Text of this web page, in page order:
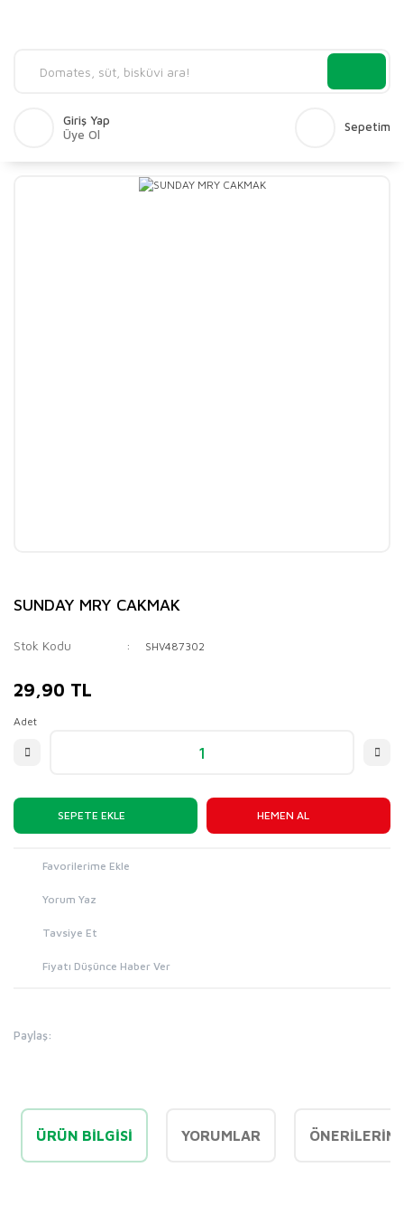
Giriş Yap
Üye Ol
Sepetim
SUNDAY MRY CAKMAK
Stok Kodu SHV487302
29,90 TL
Adet
SEPETE EKLE HEMEN AL
Yorum Yaz
Tavsiye Et
Fiyatı Düşünce Haber Ver
Paylaş:
ÜRÜN BILGISI YORUMLAR